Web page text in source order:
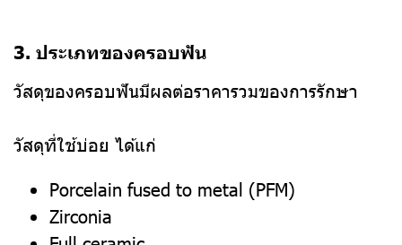
3. ประเภทของครอบฟัน
วัสดุของครอบฟันมีผลต่อราคารวมของการรักษา
วัสดุที่ใช้บ่อย ได้แก่
Porcelain fused to metal (PFM)
Zirconia